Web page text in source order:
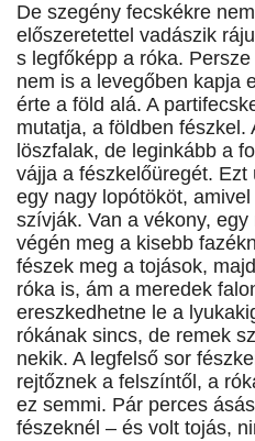
De szegény fecskékre
előszeretettel vadászik
s legfőképp a róka.
nem is a levegőben kapja
érte a föld alá. A
mutatja, a földben fészkel.
löszfalak, de leginkább a
vájja a fészkelőüregét.
egy nagy lopótököt,
szívják. Van a vékony,
végén meg a kisebb
fészek meg a tojások,
róka is, ám a meredek
ereszkedhetne le a
rókának sincs, de remek
nekik. A legfelső sor
rejtőznek a felszíntől, a
ez semmi. Pár perces
fészeknél – és volt tojás,